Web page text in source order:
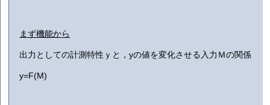
まず機能から
出力としての計測特性ｙと，yの値を変化させる入力Ｍの関係
y=F(M)